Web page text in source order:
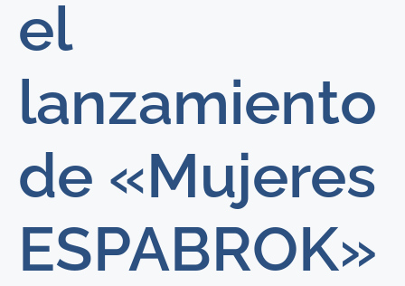
el
lanzamiento
de «Mujeres
ESPABROK»